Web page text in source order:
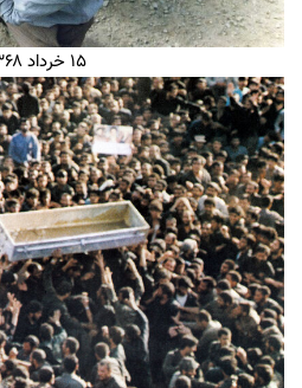
۱۵ خرداد ۱۳۶۸